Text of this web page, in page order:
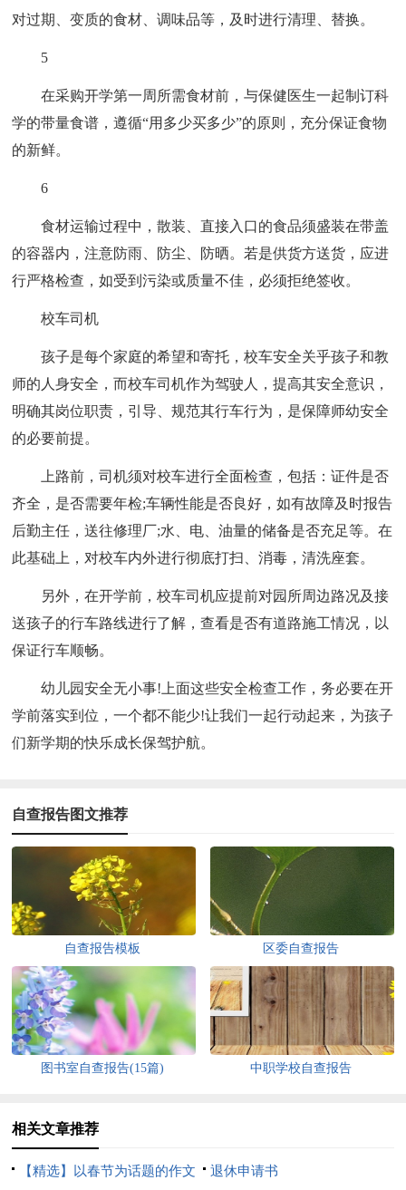
对过期、变质的食材、调味品等，及时进行清理、替换。
5
在采购开学第一周所需食材前，与保健医生一起制订科
学的带量食谱，遵循“用多少买多少”的原则，充分保证食物
的新鲜。
6
食材运输过程中，散装、直接入口的食品须盛装在带盖
的容器内，注意防雨、防尘、防晒。若是供货方送货，应进
行严格检查，如受到污染或质量不佳，必须拒绝签收。
校车司机
孩子是每个家庭的希望和寄托，校车安全关乎孩子和教
师的人身安全，而校车司机作为驾驶人，提高其安全意识，
明确其岗位职责，引导、规范其行车行为，是保障师幼安全
的必要前提。
上路前，司机须对校车进行全面检查，包括：证件是否
齐全，是否需要年检;车辆性能是否良好，如有故障及时报告
后勤主任，送往修理厂;水、电、油量的储备是否充足等。在
此基础上，对校车内外进行彻底打扫、消毒，清洗座套。
另外，在开学前，校车司机应提前对园所周边路况及接
送孩子的行车路线进行了解，查看是否有道路施工情况，以
保证行车顺畅。
幼儿园安全无小事!上面这些安全检查工作，务必要在开
学前落实到位，一个都不能少!让我们一起行动起来，为孩子
们新学期的快乐成长保驾护航。
自查报告图文推荐
自查报告模板 区委自查报告
图书室自查报告(15篇) 中职学校自查报告
相关文章推荐
【精选】以春节为话题的作文
退休申请书